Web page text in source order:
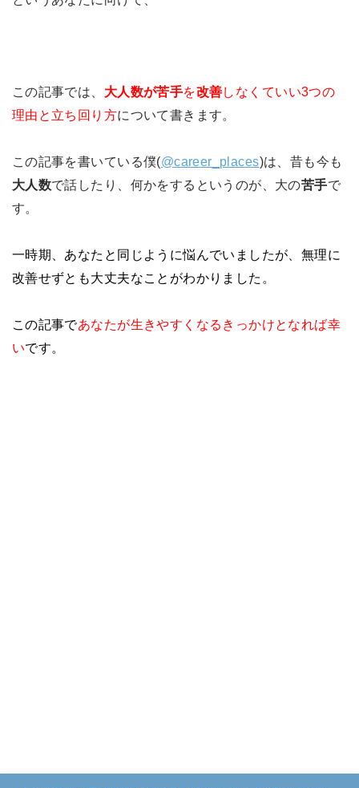
この記事では、 大人数が苦手を改善しなくていい3つの
理由と立ち回り方について書きます。
この記事を書いている僕(@career_places)は、昔も今も
大人数で話したり、何かをするというのが、大の苦手で
す。
一時期、あなたと同じように悩んでいましたが、無理に
改善せずとも大丈夫なことがわかりました。
この記事であなたが生きやすくなるきっかけとなれば幸
いです。